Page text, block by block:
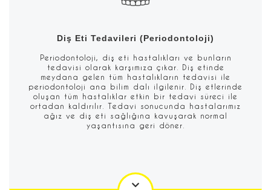
Diş Eti Tedavileri (Periodontoloji)
Periodontoloji, diş eti hastalıkları ve bunların
tedavisi olarak karşımıza çıkar. Diş etinde
meydana gelen tüm hastalıkların tedavisi ile
periodontoloji ana bilim dalı ilgilenir. Diş etlerinde
oluşan tüm hastalıklar etkin bir tedavi süreci ile
ortadan kaldırılır. Tedavi sonucunda hastalarımız
ağız ve diş eti sağlığına kavuşarak normal
yaşantısına geri döner.